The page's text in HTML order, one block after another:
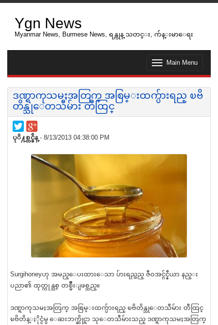
Ygn News
Myanmar News, Burmese News, ရန္ကုန္ သတင္း, က်န္းမာေရး
T
g
l
n
Main Menu
ဒဏ္ရာကုသမႈအတြက္ အစြမ္းထက္ပ်ားရည္ ၿဗိ
တိန္သုေတသီမ်ား တီထြင္
ပုိ႔စ္တင္ခ်ိန္- 8/13/2013 04:38:00 PM
Surgihoneyဟု အမည္ေပးထားေသာ ပ်ားရည္သည္ ဇီဝအင္ဂ်င္နီယာ နည္း
ပညာ၏ ထုတ္ကုန္သစ္ တစ္မ်ိဳးျဖစ္သည္။
ဒဏ္ရာကုသမႈအတြက္ အစြမ္းထက္ပ်ားရည္ ၿဗိတိန္သုေတသီမ်ား တီထြင္
ၿဗိတိန္ႏိုင္ငံမွ ေဆးဘက္ဆိုင္ရာ သုေတသီမ်ားသည္ ဒဏ္ရာကုသမႈအတြက္